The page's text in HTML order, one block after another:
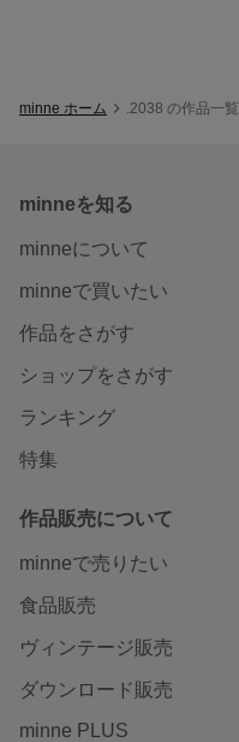
minne ホーム .2038 の作品一覧
minneを知る
minneについて
minneで買いたい
作品をさがす
ショップをさがす
ランキング
特集
作品販売について
minneで売りたい
食品販売
ヴィンテージ販売
ダウンロード販売
minne PLUS